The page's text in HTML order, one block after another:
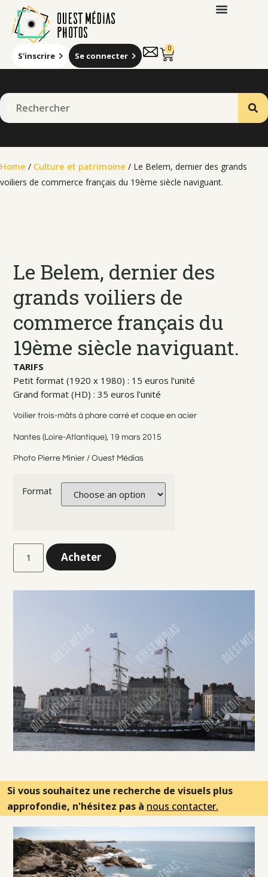
S'inscrire Se connecter
0
Home / Culture et patrimoine / Le Belem, dernier des grands
voiliers de commerce français du 19ème siècle naviguant.
Le Belem, dernier des
grands voiliers de
commerce français du
19ème siècle naviguant.
TARIFS
Petit format (1920 x 1980) : 15 euros l’unité
Grand format (HD) : 35 euros l’unité
Voilier trois-mâts à phare carré et coque en acier
Nantes (Loire-Atlantique), 19 mars 2015
Photo Pierre Minier / Ouest Médias
Format
Acheter
Si vous souhaitez une recherche de visuels plus
approfondie, n'hésitez pas à nous contacter.